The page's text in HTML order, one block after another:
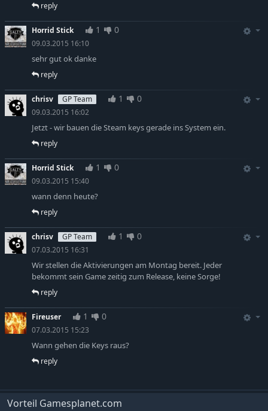
reply
Horrid Stick 1 0
09.03.2015 16:10
sehr gut ok danke
reply
chrisv GP Team 1 0
09.03.2015 16:02
Jetzt - wir bauen die Steam keys gerade ins System ein.
reply
Horrid Stick 1 0
09.03.2015 15:40
wann denn heute?
reply
chrisv GP Team 1 0
07.03.2015 16:31
Wir stellen die Aktivierungen am Montag bereit. Jeder
bekommt sein Game zeitig zum Release, keine Sorge!
reply
Fireuser 1 0
07.03.2015 15:23
Wann gehen die Keys raus?
reply
Vorteil Gamesplanet.com